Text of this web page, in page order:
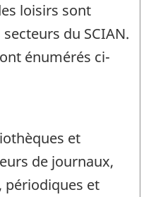
loisirs sont
du SCIAN.
énumérés ci-
et
de journaux,
périodiques et